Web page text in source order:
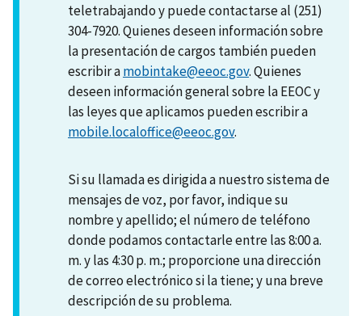
teletrabajando y puede contactarse al (251)
304-7920. Quienes deseen información sobre
la presentación de cargos también pueden
escribir amobintake@eeoc.gov. Quienes
deseen información general sobre la EEOC y
las leyes que aplicamos pueden escribir a
mobile.localoffice@eeoc.gov.
Si su llamada es dirigida a nuestro sistema de
mensajes de voz, por favor, indique su
nombre y apellido; el número de teléfono
donde podamos contactarle entre las 8:00 a.
m. y las 4:30 p. m.; proporcione una dirección
de correo electrónico si la tiene; y una breve
descripción de su problema.